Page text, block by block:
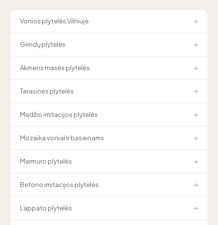
Vonios plytelės Vilniuje →
Grindų plytelės →
Akmens masės plytelės →
Terasinės plytelės →
Medžio imitacijos plytelės →
Mozaika voniai ir baseinams →
Marmuro plytelės →
Betono imitacijos plytelės →
Lappato plytelės →